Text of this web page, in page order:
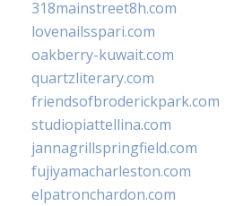
318mainstreet8h.com
lovenailsspari.com
oakberry-kuwait.com
quartzliterary.com
friendsofbroderickpark.com
studiopiattellina.com
jannagrillspringfield.com
fujiyamacharleston.com
elpatronchardon.com